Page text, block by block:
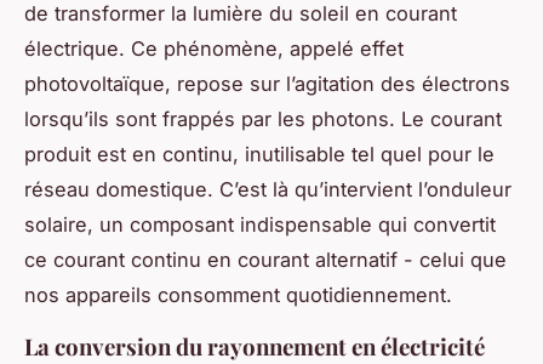
de transformer la lumière du soleil en courant
électrique. Ce phénomène, appelé effet
photovoltaïque, repose sur l’agitation des électrons
lorsqu’ils sont frappés par les photons. Le courant
produit est en continu, inutilisable tel quel pour le
réseau domestique. C’est là qu’intervient l’onduleur
solaire, un composant indispensable qui convertit
ce courant continu en courant alternatif - celui que
nos appareils consomment quotidiennement.
La conversion du rayonnement en électricité